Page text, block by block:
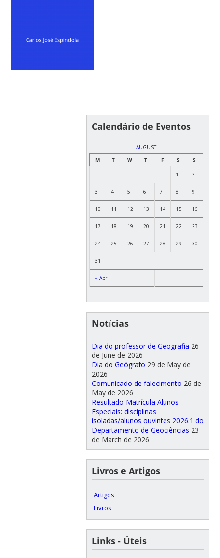
Calendário de Eventos
AUGUST
M
T W T F S S
« Apr
1 2
3 4 5 6 7 8 9
10 11 12 13 14 15 16
17 18 19 20 21 22 23
24 25 26 27 28 29 30
31
Notícias
Dia do professor de Geografia 26
de June de 2026
Dia do Geógrafo 29 de May de
2026
Comunicado de falecimento 26 de
May de 2026
Resultado Matrícula Alunos
Especiais: disciplinas
isoladas/alunos ouvintes 2026.1 do
Departamento de Geociências 23
de March de 2026
Livros e Artigos
Artigos
Livros
Links - Úteis